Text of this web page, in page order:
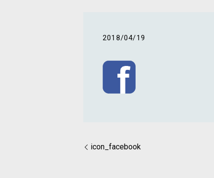
2018/04/19
icon_facebook